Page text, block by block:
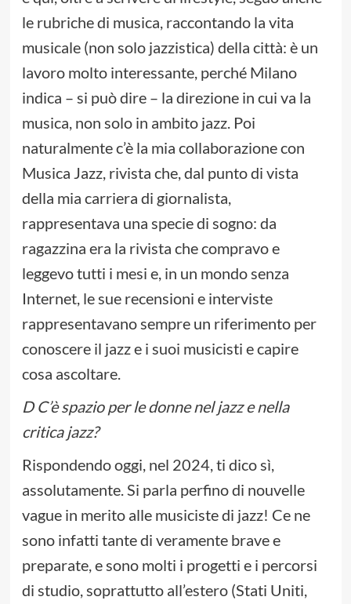
le rubriche di musica, raccontando la vita
musicale (non solo jazzistica) della città: è un
lavoro molto interessante, perché Milano
indica – si può dire – la direzione in cui va la
musica, non solo in ambito jazz. Poi
naturalmente c’è la mia collaborazione con
Musica Jazz, rivista che, dal punto di vista
della mia carriera di giornalista,
rappresentava una specie di sogno: da
ragazzina era la rivista che compravo e
leggevo tutti i mesi e, in un mondo senza
Internet, le sue recensioni e interviste
rappresentavano sempre un riferimento per
conoscere il jazz e i suoi musicisti e capire
cosa ascoltare.
D C’è spazio per le donne nel jazz e nella
critica jazz?
Rispondendo oggi, nel 2024, ti dico sì,
assolutamente. Si parla perfino di nouvelle
vague in merito alle musiciste di jazz! Ce ne
sono infatti tante di veramente brave e
preparate, e sono molti i progetti e i percorsi
di studio, soprattutto all’estero (Stati Uniti,